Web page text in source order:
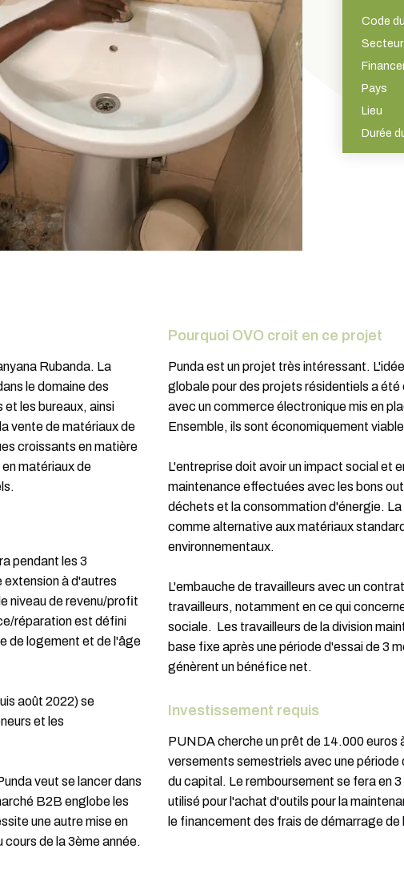
Code
Secteur
Pays
Lieu
Durée
Rubanda. La
le domaine des
les bureaux, ainsi
vente de matériaux de
croissants en matière
matériaux de
pendant les 3
extension à d'autres
niveau de revenu/profit
réparation est défini
de logement et de l'âge
août 2022) se
et les
veut se lancer dans
B2B englobe les
une autre mise en
de la 3ème année.
Pourquoi OVO croit en ce projet
Punda est un projet très intéressant.
globale pour des projets résidentiels a
avec un commerce électronique mis en
Ensemble, ils sont économiquement
L'entreprise doit avoir un impact social et
maintenance effectuées avec les bons
déchets et la consommation d'énergie.
comme alternative aux matériaux
environnementaux.
L'embauche de travailleurs avec un
travailleurs, notamment en ce qui
sociale. Les travailleurs de la division
base fixe après une période d'essai de 3
génèrent un bénéfice net.
Investissement requis
PUNDA cherche un prêt de 14.000 euros
versements semestriels avec une
du capital. Le remboursement se fera en
utilisé pour l'achat d'outils pour la
le financement des frais de démarrage de